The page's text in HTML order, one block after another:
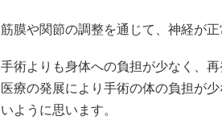
筋膜や関節の調整を通じて、神経が
手術よりも身体への負担が少なく、再
医療の発展により手術の体の負担が
いように思います。